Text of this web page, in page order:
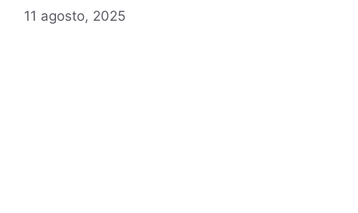
11 agosto, 2025